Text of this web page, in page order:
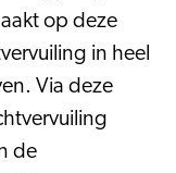
op deze
in heel
Via deze
de